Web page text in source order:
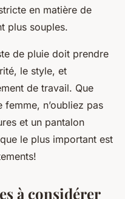
en matière de
plus souples.
de pluie doit prendre
le style, et
de travail. Que
n’oubliez pas
et un pantalon
le plus important est
à considérer